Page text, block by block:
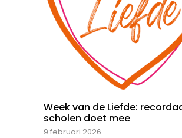
Week van de Liefde:
scholen doet mee
9 februari 2026